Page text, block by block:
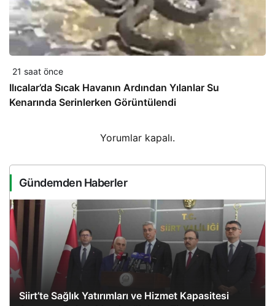
21 saat önce
Ilıcalar’da Sıcak Havanın Ardından Yılanlar Su
Kenarında Serinlerken Görüntülendi
Yorumlar kapalı.
Gündemden Haberler
Siirt’te Sağlık Yatırımları ve Hizmet Kapasitesi